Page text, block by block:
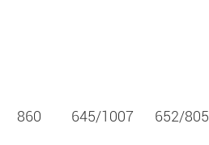
860 645/1007 652/805